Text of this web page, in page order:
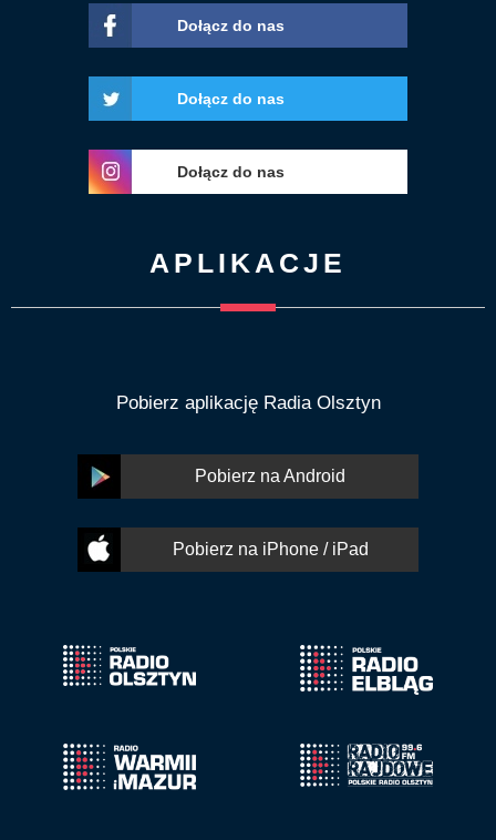
Dołącz do nas
Dołącz do nas
Dołącz do nas
APLIKACJE
Pobierz aplikację Radia Olsztyn
Pobierz na Android
Pobierz na iPhone / iPad